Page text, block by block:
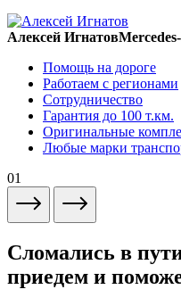
Алексей Игнатов
Помощь на дороге
Работаем с регионами
Сотрудничество
Гарантия до 100 т.км.
Оригинальные
Любые марки
01
Сломались в
приедем и